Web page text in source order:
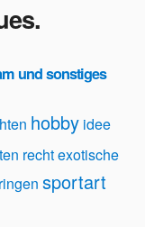
und sonstiges
hobby idee
recht exotische
sportart